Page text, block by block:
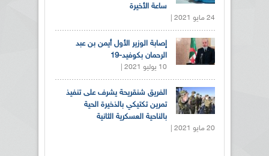
ساعة الأخيرة
24 مايو 2021 |
إصابة الوزير الأول أيمن بن عبد
الرحمان بكوفيد-19
10 يوليو 2021 |
الفريق شنقريحة يشرف على تنفيذ
تمرين تكتيكي بالذخيرة الحية
بالناحية العسكرية الثانية
20 مايو 2021 |